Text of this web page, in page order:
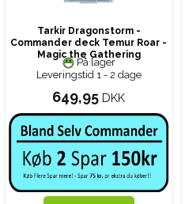
Tarkir Dragonstorm -
Commander deck Temur Roar -
Magic the Gathering
På lager
Leveringstid 1 - 2 dage
649,95 DKK